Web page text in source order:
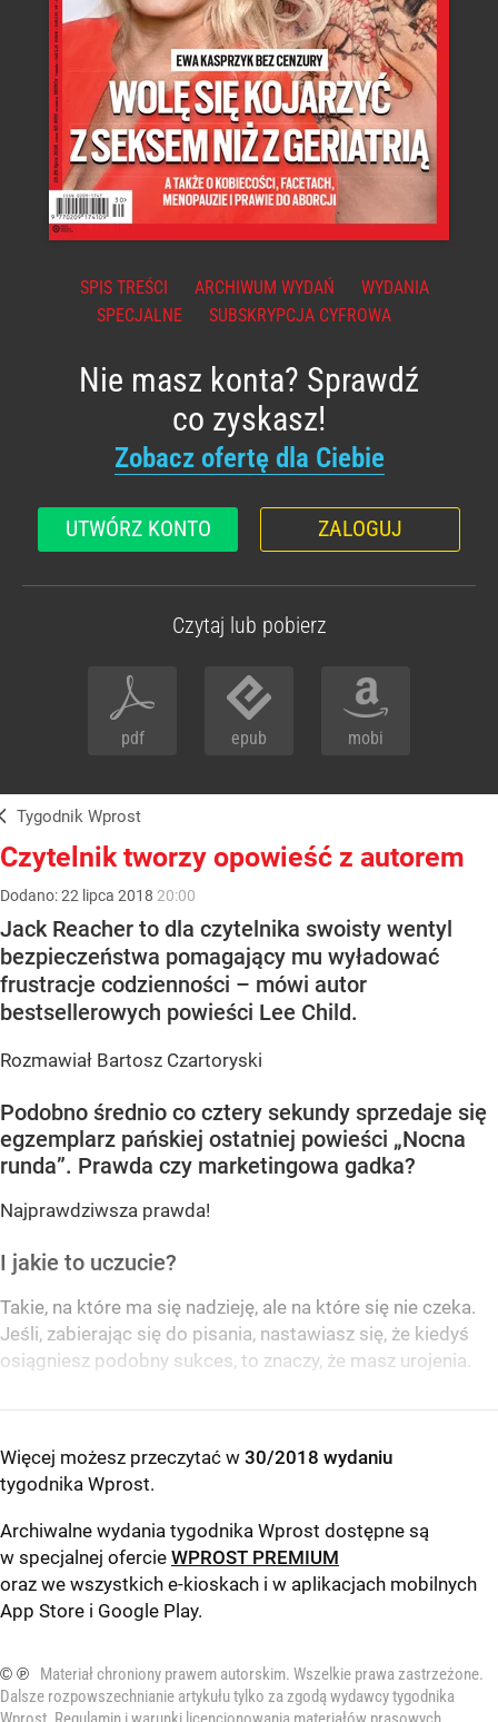
SPIS TREŚCI ARCHIWUM WYDAŃ
WYDANIA
SPECJALNE
SUBSKRYPCJA CYFROWA
Nie masz konta? Sprawdź
co zyskasz!
Zobacz ofertę dla Ciebie
UTWÓRZ KONTO ZALOGUJ
Czytaj lub pobierz
pdf epub mobi
Tygodnik Wprost
Czytelnik tworzy opowieść z autorem
Dodano:22 lipca 2018 20:00
Jack Reacher to dla czytelnika swoisty wentyl
bezpieczeństwa pomagający mu wyładować
frustracje codzienności – mówi autor
bestsellerowych powieści Lee Child.
Rozmawiał Bartosz Czartoryski
Podobno średnio co cztery sekundy sprzedaje się
egzemplarz pańskiej ostatniej powieści „Nocna
runda”. Prawda czy marketingowa gadka?
Najprawdziwsza prawda!
I jakie to uczucie?
Takie, na które ma się nadzieję, ale na które się nie czeka.
Jeśli, zabierając się do pisania, nastawiasz się, że kiedyś
osiągniesz podobny sukces, to znaczy, że masz urojenia.
Więcej możesz przeczytać w 30/2018 wydaniu
tygodnika Wprost.
Archiwalne wydania tygodnika Wprost dostępne są
w specjalnej ofercie WPROST PREMIUM
oraz we wszystkich e-kioskach i w aplikacjach mobilnych
App Store i Google Play.
© ℗
Materiał chroniony prawem autorskim. Wszelkie prawa zastrzeżone.
Dalsze rozpowszechnianie artykułu tylko za zgodą wydawcy tygodnika